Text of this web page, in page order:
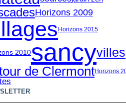
Horizons 2009
Horizons 2015
2010sancyvilles
de ClermontHorizons